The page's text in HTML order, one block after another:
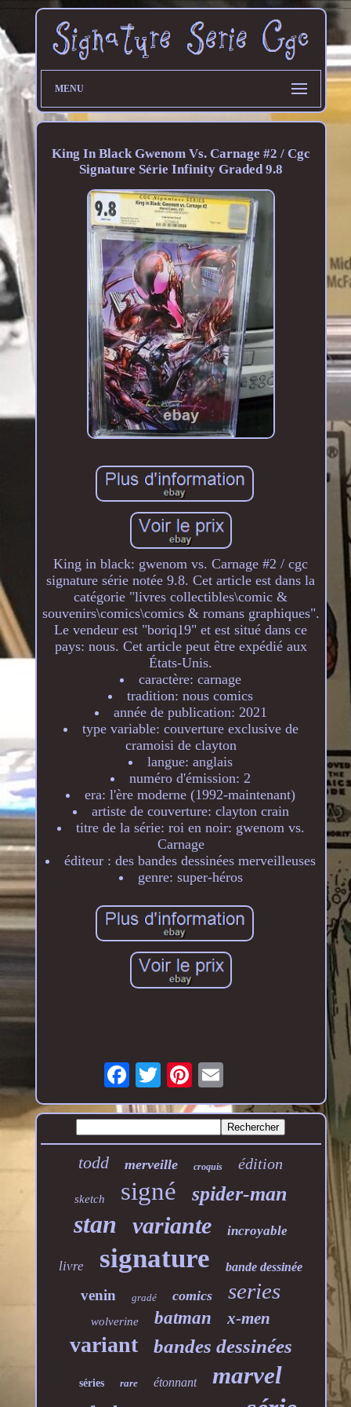
MENU
King In Black Gwenom Vs. Carnage #2 / Cgc
Signature Série Infinity Graded 9.8
King in black: gwenom vs. Carnage #2 / cgc
signature série notée 9.8. Cet article est dans la
catégorie "livres collectibles\comic &
souvenirs\comics\comics & romans graphiques".
Le vendeur est "boriq19" et est situé dans ce
pays: nous. Cet article peut être expédié aux
États-Unis.
caractère: carnage
tradition: nous comics
année de publication: 2021
type variable: couverture exclusive de
cramoisi de clayton
langue: anglais
numéro d'émission: 2
era: l'ère moderne (1992-maintenant)
artiste de couverture: clayton crain
titre de la série: roi en noir: gwenom vs.
Carnage
éditeur : des bandes dessinées merveilleuses
genre: super-héros
todd merveille croquis édition
sketch signé spider-man
stan variante incroyable
livre signature bande dessinée
venin gradé comics series
wolverine batman x-men
variant bandes dessinées
séries rare étonnant marvel